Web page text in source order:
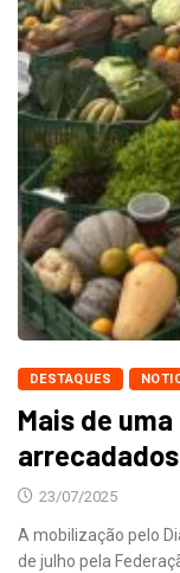
DESTAQUES
Mais de
23/07/2025
A mobilização pelo
de julho pela